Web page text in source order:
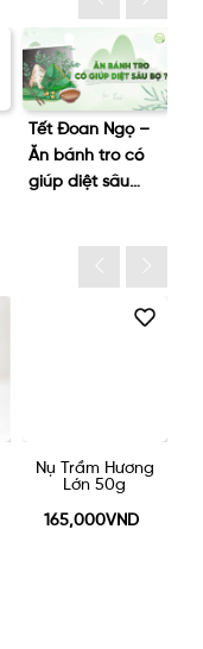
Tết Đoan Ngọ –
Ăn bánh tro có
giúp diệt sâu
Nụ Trầm Hương
Lớn 50g
165,000VND